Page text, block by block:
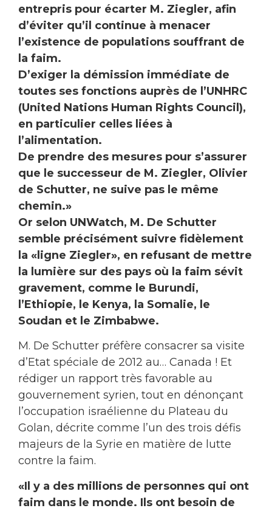
entrepris pour écarter M. Ziegler, afin
d’éviter qu’il continue à menacer
l’existence de populations souffrant de
la faim.
D’exiger la démission immédiate de
toutes ses fonctions auprès de l’UNHRC
(United Nations Human Rights Council),
en particulier celles liées à
l’alimentation.
De prendre des mesures pour s’assurer
que le successeur de M. Ziegler, Olivier
de Schutter, ne suive pas le même
chemin.»
Or selon UNWatch, M. De Schutter
semble précisément suivre fidèlement
la «ligne Ziegler», en refusant de mettre
la lumière sur des pays où la faim sévit
gravement, comme le Burundi,
l’Ethiopie, le Kenya, la Somalie, le
Soudan et le Zimbabwe.
M. De Schutter préfère consacrer sa visite
d’Etat spéciale de 2012 au… Canada ! Et
rédiger un rapport très favorable au
gouvernement syrien, tout en dénonçant
l’occupation israélienne du Plateau du
Golan, décrite comme l’un des trois défis
majeurs de la Syrie en matière de lutte
contre la faim.
«Il y a des millions de personnes qui ont
faim dans le monde. Ils ont besoin de